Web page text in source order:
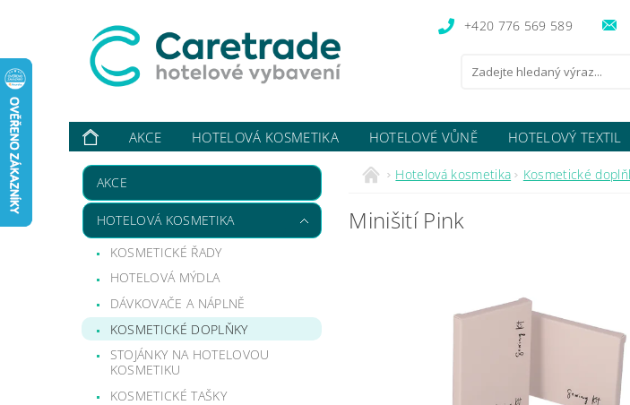
+420 776 569 589
AKCE HOTELOVÁ KOSMETIKA HOTELOVÉ VŮNĚ HOTELOVÝ TEXTIL
VYBAVUJI ...
KONTAKTY O NÁS HODNOCENÍ OBCHODU
AKCE
HOTELOVÁ KOSMETIKA
KOSMETICKÉ ŘADY
HOTELOVÁ MÝDLA
DÁVKOVAČE A NÁPLNĚ
KOSMETICKÉ DOPLŇKY
STOJÁNKY NA HOTELOVOU
KOSMETIKU
KOSMETICKÉ TAŠKY
Hotelová kosmetika Kosmetické
Minišití Pink